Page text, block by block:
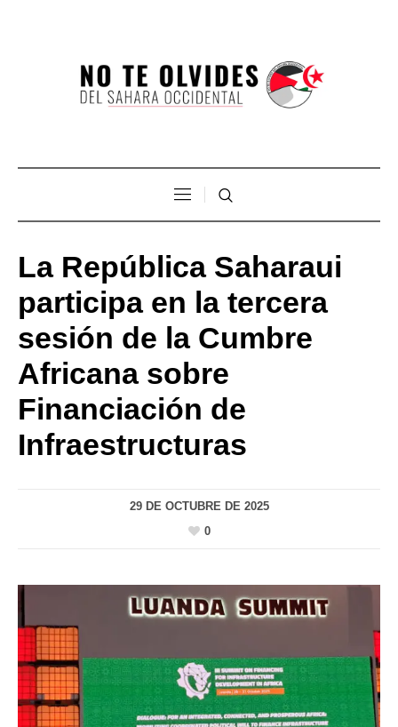
La República Saharaui
participa en la tercera
sesión de la Cumbre
Africana sobre
Financiación de
Infraestructuras
29 DE OCTUBRE DE 2025
0